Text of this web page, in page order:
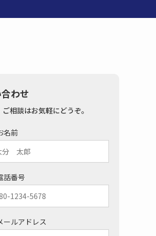
わせ
相談はお気軽にどうぞ。
名前
話番号
ールアドレス